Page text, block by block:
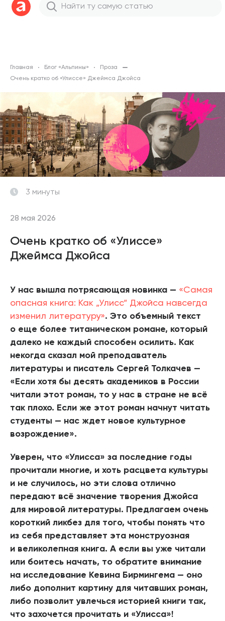
Главная Блог «Альпины»
Проза
Очень кратко об «Улиссе» Джеймса Джойса
28 мая 2026
3 минуты
Очень кратко об «Улиссе»
Джеймса Джойса
У нас вышла потрясающая новинка — «Самая
опасная книга: Как „Улисс“ Джойса навсегда
изменил литературу». Это объемный текст
о еще более титаническом романе, который
далеко не каждый способен осилить. Как
некогда сказал мой преподаватель
литературы и писатель Сергей Толкачев —
«Если хотя бы десять академиков в России
читали этот роман, то у нас в стране не всё
так плохо. Если же этот роман начнут читать
студенты — нас ждет новое культурное
возрождение».
Уверен, что «Улисса» за последние годы
прочитали многие, и хоть расцвета культуры
и не случилось, но эти слова отлично
передают всё значение творения Джойса
для мировой литературы. Предлагаем очень
короткий ликбез для того, чтобы понять что
из себя представляет эта монструозная
и великолепная книга. А если вы уже читали
или боитесь начать, то обратите внимание
на исследование Кевина Бирмингема — оно
либо дополнит картину для читавших роман,
либо позволит увлечься историей книги так,
что захочется прочитать и «Улисса»!